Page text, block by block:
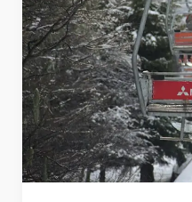
que
realmente
levar